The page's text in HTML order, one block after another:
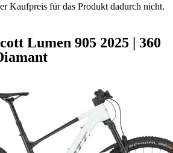
Kaufpreis für das Produkt dadurch nicht.
Lumen 905 2025 | 360